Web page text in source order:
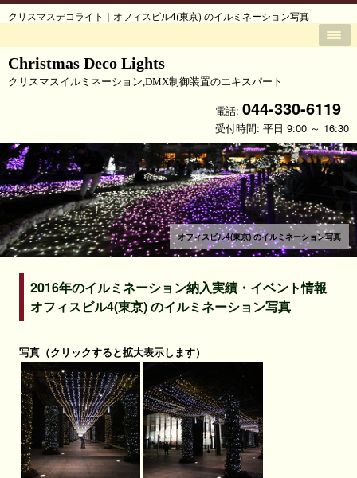
クリスマスデコライト｜オフィスビル4(東京) のイルミネーション写真
Christmas Deco Lights
クリスマスイルミネーション,DMX制御装置のエキスパート
電話: 044-330-6119
受付時間: 平日 9:00 ～ 16:30
オフィスビル4(東京) のイルミネーション写真
2016年のイルミネーション納入実績・イベント情報
オフィスビル4(東京) のイルミネーション写真
写真（クリックすると拡大表示します）